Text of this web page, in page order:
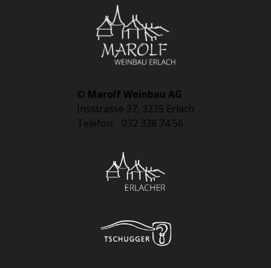
© Marolf Weinbau AG
Insstrasse 37, 3235 Erlach
Telefon: 032 338 74 56